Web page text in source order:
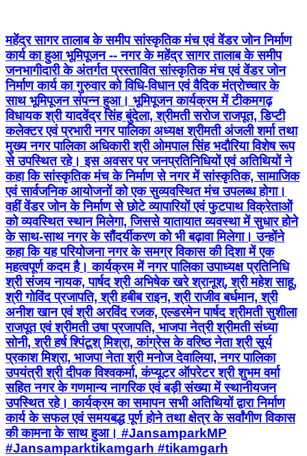
महेंद्र सागर तालाब के समीप सांस्कृतिक मंच एवं वेंडर जोन निर्माण
कार्य का हुआ भूमिपूजन -- नगर के महेंद्र सागर तालाब के समीप
जनभागीदारी के अंतर्गत प्रस्तावित सांस्कृतिक मंच एवं वेंडर जोन
निर्माण कार्य का गुरुवार को विधि-विधान एवं वैदिक मंत्रोच्चार के
साथ भूमिपूजन संपन्न हुआ। भूमिपूजन कार्यक्रम में टीकमगढ़
विधायक श्री यादवेंद्र सिंह बुंदेला, श्रीमती सरोज राजपूत, डिप्टी
कलेक्टर एवं प्रभारी नगर पालिका अध्यक्ष श्रीमती अंजली शर्मा तथा
मुख्य नगर पालिका अधिकारी श्री ओमपाल सिंह भदौरिया विशेष रूप
से उपस्थित रहे। इस अवसर पर जनप्रतिनिधियों एवं अतिथियों ने
कहा कि सांस्कृतिक मंच के निर्माण से नगर में सांस्कृतिक, सामाजिक
एवं सार्वजनिक आयोजनों को एक सुव्यवस्थित मंच उपलब्ध होगा।
वहीं वेंडर जोन के निर्माण से छोटे व्यापारियों एवं फुटपाथ विक्रेताओं
को व्यवस्थित स्थान मिलेगा, जिससे यातायात व्यवस्था में सुधार होने
के साथ-साथ नगर के सौंदर्यीकरण को भी बढ़ावा मिलेगा। उन्होंने
कहा कि यह परियोजना नगर के समग्र विकास की दिशा में एक
महत्वपूर्ण कदम है। कार्यक्रम में नगर पालिका उपाध्यक्ष प्रतिनिधि
श्री संजय नायक, पार्षद श्री अभिषेक खरे श्रानूश्, श्री महेश साहू,
श्री गोविंद प्रजापति, श्री हबीब राइन, श्री राजीव बर्धमान, श्री
अनीश खान एवं श्री अरविंद रजक, एल्डरमेन पार्षद श्रीमती सुशीला
राजपूत एवं श्रीमती उषा प्रजापति, भाजपा नेत्री श्रीमती संध्या
सोनी, श्री हर्ष श्पिंटूश् मिश्रा, कांग्रेस के वरिष्ठ नेता श्री सूर्य
प्रकाश मिश्रा, भाजपा नेता श्री मनोज देवालिया, नगर पालिका
उपयंत्री श्री दीपक विश्वकर्मा, कंप्यूटर ऑपरेटर श्री शुभम वर्मा
सहित नगर के गणमान्य नागरिक एवं बड़ी संख्या में स्थानीयजन
उपस्थित रहे। कार्यक्रम का समापन सभी अतिथियों द्वारा निर्माण
कार्य के सफल एवं समयबद्ध पूर्ण होने तथा क्षेत्र के सर्वांगीण विकास
की कामना के साथ हुआ। #JansamparkMP
#Jansamparktikamgarh #tikamgarh